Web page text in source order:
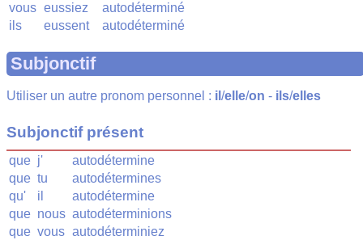
vous eussiez
autodéterminé
ils
eussent autodéterminé
Subjonctif
Utiliser un autre pronom personnel : il /elle/on - ils/elles
Subjonctif présent
que j'
autodétermine
que tu
autodétermines
qu'
il
autodétermine
que nous autodéterminions
que vous autodéterminiez